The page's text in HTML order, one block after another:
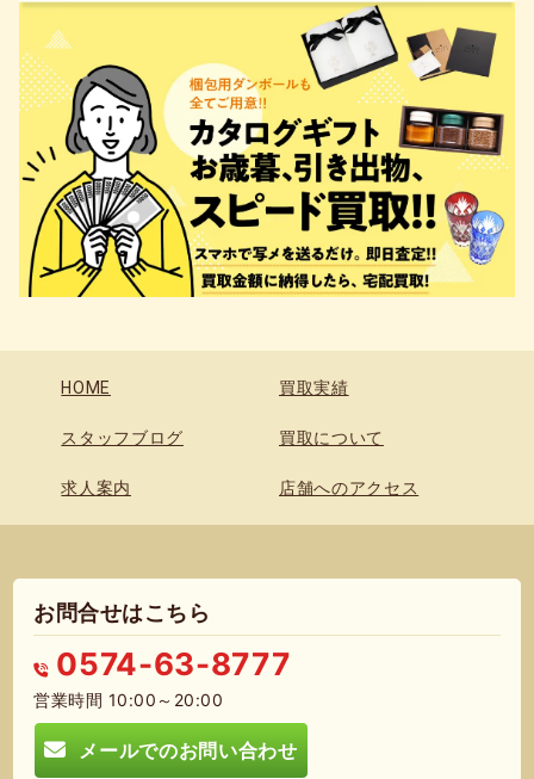
HOME 買取実績
スタッフブログ 買取について
求人案内 店舗へのアクセス
お問合せはこちら
0574-63-8777
営業時間 10:00～20:00
メールでのお問い合わせ